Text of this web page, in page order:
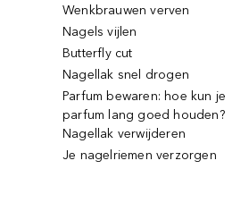
Wenkbrauwen verven
Nagels vijlen
Butterfly cut
Nagellak snel drogen
Parfum bewaren: hoe kun je
parfum lang goed houden?
Nagellak verwijderen
Je nagelriemen verzorgen